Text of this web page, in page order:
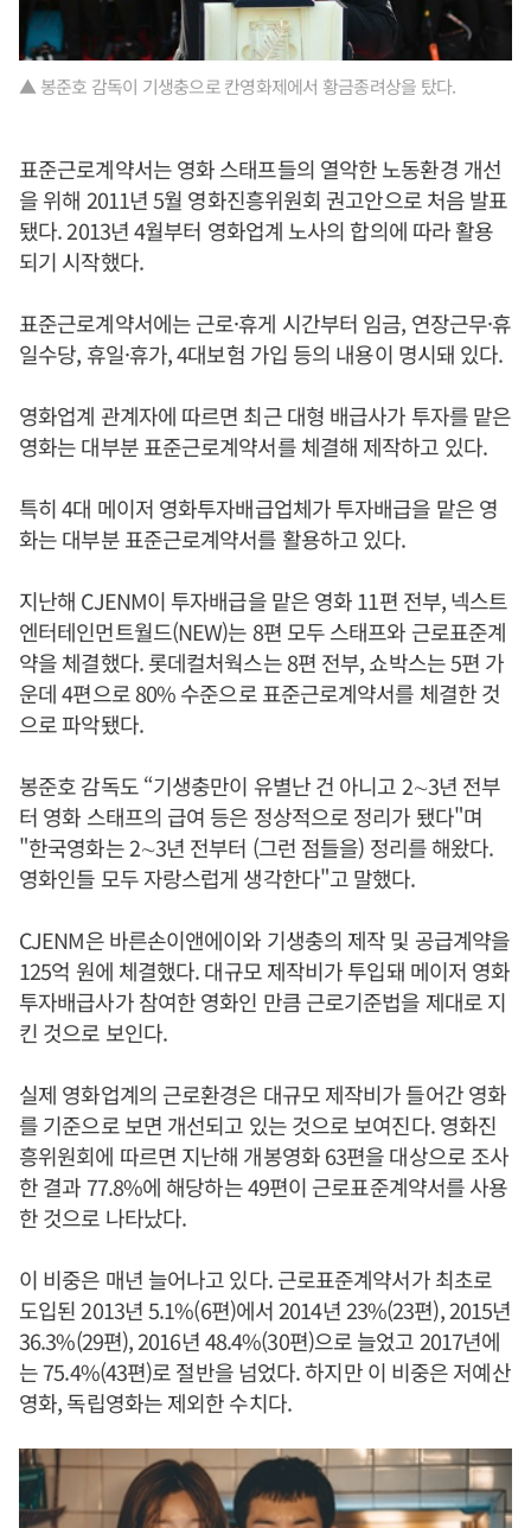
▲ 봉준호 감독이 기생충으로 칸영화제에서 황금종려상을 탔다.
표준근로계약서는 영화 스태프들의 열악한 노동환경 개선
을 위해 2011년 5월 영화진흥위원회 권고안으로 처음 발표
됐다. 2013년 4월부터 영화업계 노사의 합의에 따라 활용
되기 시작했다.
표준근로계약서에는 근로·휴게 시간부터 임금, 연장근무·휴
일수당, 휴일·휴가, 4대보험 가입 등의 내용이 명시돼 있다.
영화업계 관계자에 따르면 최근 대형 배급사가 투자를 맡은
영화는 대부분 표준근로계약서를 체결해 제작하고 있다.
특히 4대 메이저 영화투자배급업체가 투자배급을 맡은 영
화는 대부분 표준근로계약서를 활용하고 있다.
지난해 CJENM이 투자배급을 맡은 영화 11편 전부, 넥스트
엔터테인먼트월드(NEW)는 8편 모두 스태프와 근로표준계
약을 체결했다. 롯데컬처웍스는 8편 전부, 쇼박스는 5편 가
운데 4편으로 80% 수준으로 표준근로계약서를 체결한 것
으로 파악됐다.
봉준호 감독도 “기생충만이 유별난 건 아니고 2∼3년 전부
터 영화 스태프의 급여 등은 정상적으로 정리가 됐다"며
"한국영화는 2∼3년 전부터 (그런 점들을) 정리를 해왔다.
영화인들 모두 자랑스럽게 생각한다"고 말했다.
CJENM은 바른손이앤에이와 기생충의 제작 및 공급계약을
125억 원에 체결했다. 대규모 제작비가 투입돼 메이저 영화
투자배급사가 참여한 영화인 만큼 근로기준법을 제대로 지
킨 것으로 보인다.
실제 영화업계의 근로환경은 대규모 제작비가 들어간 영화
를 기준으로 보면 개선되고 있는 것으로 보여진다. 영화진
흥위원회에 따르면 지난해 개봉영화 63편을 대상으로 조사
한 결과 77.8%에 해당하는 49편이 근로표준계약서를 사용
한 것으로 나타났다.
이 비중은 매년 늘어나고 있다. 근로표준계약서가 최초로
도입된 2013년 5.1%(6편)에서 2014년 23%(23편), 2015년
36.3%(29편), 2016년 48.4%(30편)으로 늘었고 2017년에
는 75.4%(43편)로 절반을 넘었다. 하지만 이 비중은 저예산
영화, 독립영화는 제외한 수치다.